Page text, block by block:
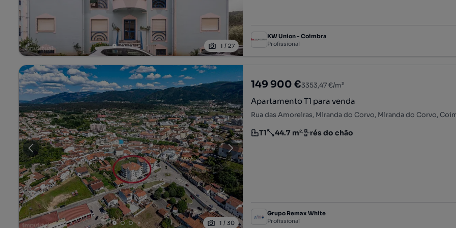
1 / 27
KW Union - Coimbra
Profissional
1 /30
149 900 €3353,47 €/m²
Apartamento T1 para venda
Rua das Amoreiras, Miranda do Corvo, Miranda do Corvo,
Tipologia
T1
Preço por metro quadrado
44.7 m²
Andar rés do chão
Grupo Remax White
Profissional